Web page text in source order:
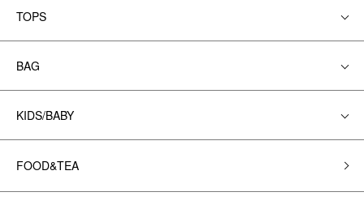
TOPS
BAG
KIDS/BABY
FOOD&TEA